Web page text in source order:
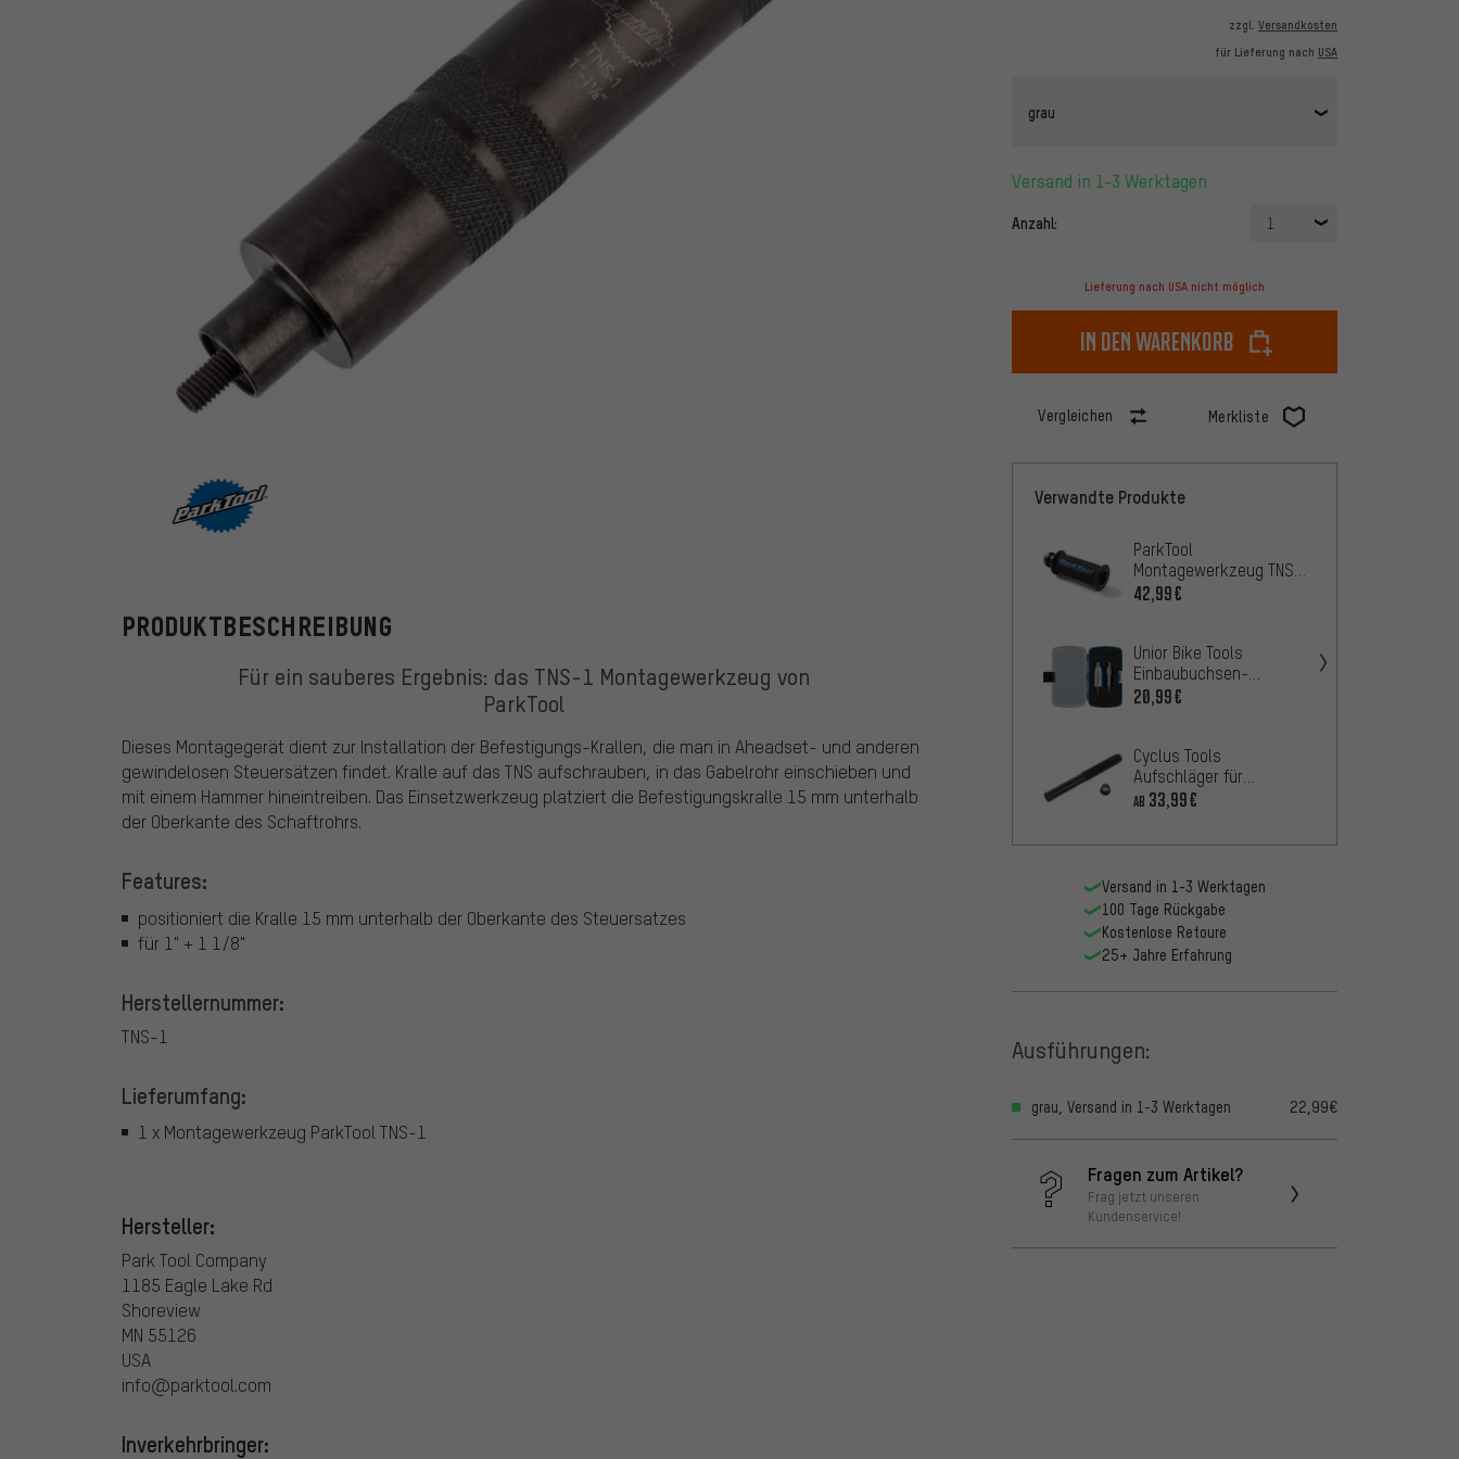
zzgl. Versandkosten
für Lieferung nach USA
grau
Versand in 1-3 Werktagen
Anzahl: 1
Lieferung nach USA nicht möglich
In den Warenkorb
Vergleichen Merkliste
PRODUKTBESCHREIBUNG
Für ein sauberes Ergebnis: das TNS-1 Montagewerkzeug von
ParkTool
Dieses Montagegerät dient zur Installation der Befestigungs-Krallen, die man in Aheadset- und anderen
gewindelosen Steuersätzen findet. Kralle auf das TNS aufschrauben, in das Gabelrohr einschieben und
mit einem Hammer hineintreiben. Das Einsetzwerkzeug platziert die Befestigungskralle 15 mm unterhalb
der Oberkante des Schaftrohrs.
Features:
positioniert die Kralle 15 mm unterhalb der Oberkante des Steuersatzes
für 1" + 1 1/8"
Herstellernummer:
TNS-1
Lieferumfang:
1 x Montagewerkzeug ParkTool TNS-1
Hersteller:
Park Tool Company
1185 Eagle Lake Rd
Shoreview
MN 55126
USA
info@parktool.com
Inverkehrbringer:
Verwandte Produkte
ParkTool
Montagewerkzeug TNS-
4 für Ahead-Set Krallen
42,99€
Unior Bike Tools
Einbaubuchsen-
Abzieher 1701/5
20,99€
Cyclus Tools
Aufschläger für
Gabelkonus
AB 33,99€
Versand in 1-3 Werktagen
100 Tage Rückgabe
Kostenlose Retoure
25+ Jahre Erfahrung
Ausführungen:
grau, Versand in 1-3 Werktagen 22,99€
Fragen zum Artikel?
Frag jetzt unseren
Kundenservice!